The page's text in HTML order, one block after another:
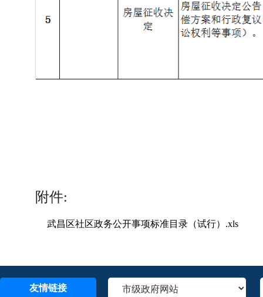
附件:
武昌区社区政务公开事项标准目录（试行）.xls
友情链接